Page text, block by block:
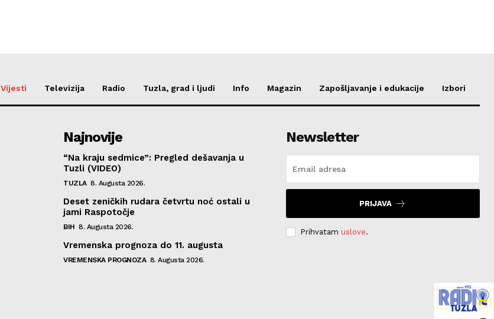
Vijesti Televizija Radio Tuzla, grad i ljudi Info Magazin Zapošljavanje i edukacije Izbori
Najnovije
“Na kraju sedmice”: Pregled dešavanja u
Tuzli (VIDEO)
TUZLA 8. Augusta 2026.
Deset zeničkih rudara četvrtu noć ostali u
jami Raspotočje
BIH 8. Augusta 2026.
Vremenska prognoza do 11. augusta
VREMENSKA PROGNOZA 8. Augusta 2026.
Newsletter
PRIJAVA
Prihvatam uslove.